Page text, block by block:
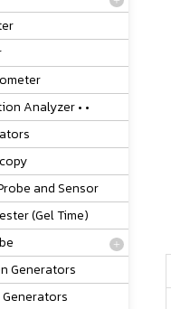
Analyzer • •
and Sensor
(Gel Time)
Generators